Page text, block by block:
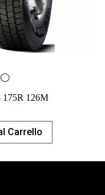
175R 126M
Carrello